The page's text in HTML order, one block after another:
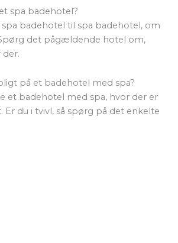
spa badehotel?
badehotel til spa badehotel, om
det pågældende hotel om,
der.
på et badehotel med spa?
et badehotel med spa, hvor der er
Er du i tvivl, så spørg på det enkelte